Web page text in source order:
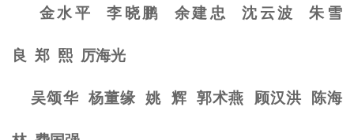
金水平 李晓鹏 余建忠 沈云波 朱雪
良 郑 熙 厉海光
吴颂华 杨董缘 姚 辉 郭术燕 顾汉洪 陈海